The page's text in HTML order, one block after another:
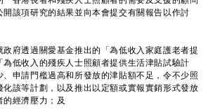
該項研究的結果並向本會提交有關報告以作討
政府透過關愛基金推出的「為低收入家庭護老者提
低收入的殘疾人士照顧者提供生活津貼試驗計
申請門檻過高和所發放的津貼額不足，令不少照
該等計劃，以及推出以定額或實報實銷形式發放
經濟壓力；及